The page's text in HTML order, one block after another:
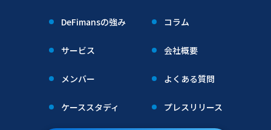
DeFimansの強み コラム
サービス 会社概要
メンバー よくある質問
ケーススタディ プレスリリース